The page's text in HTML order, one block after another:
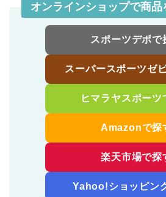
オンラインショップで商品
スポーツデポで
スーパースポーツゼ
ヒマラヤスポーツ
Amazonで探
楽天市場で探
Yahoo!ショッピン